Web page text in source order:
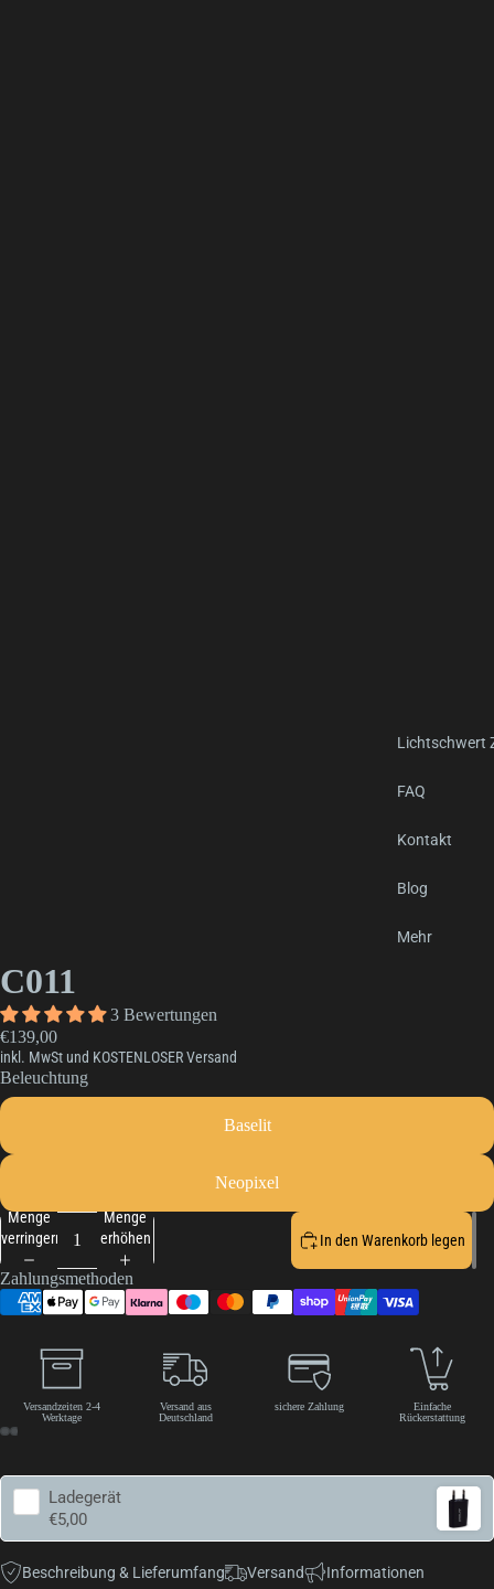
Lichtschwert
FAQ
Kontakt
Blog
Mehr
C011
3 Bewertungen
€139,00
inkl. MwSt und KOSTENLOSER Versand
Beleuchtung
Baselit
Neopixel
Menge
verringern
Menge
erhöhen
In den Warenkorb legen
Zahlungsmethoden
Versandzeiten 2-4
Werktage
Versand aus
Deutschland
sichere Zahlung
Einfache
Rückerstattung
Ladegerät
€5,00
Beschreibung & Lieferumfang Versand Informationen